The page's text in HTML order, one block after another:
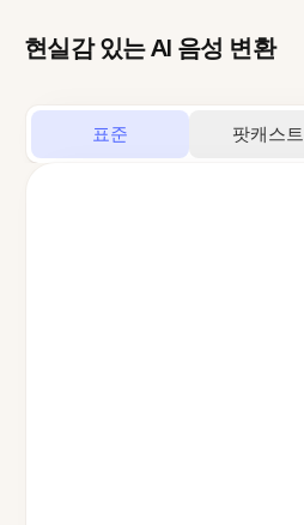
현실감 있는 AI 음성 변환
표준 팟캐스트